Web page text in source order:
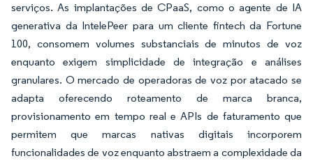
serviços. As implantações de CPaaS, como o agente de IA
generativa da IntelePeer para um cliente fintech da Fortune
100, consomem volumes substanciais de minutos de voz
enquanto exigem simplicidade de integração e análises
granulares. O mercado de operadoras de voz por atacado se
adapta oferecendo roteamento de marca branca,
provisionamento em tempo real e APIs de faturamento que
permitem que marcas nativas digitais incorporem
funcionalidades de voz enquanto abstraem a complexidade da